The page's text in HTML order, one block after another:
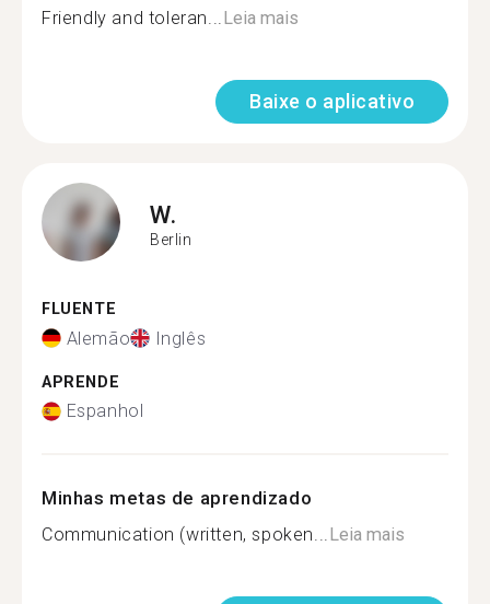
Friendly and toleran...Leia mais
Baixe o aplicativo
W.
Berlin
FLUENTE
Alemão Inglês
APRENDE
Espanhol
Minhas metas de aprendizado
Communication (written, spoken...Leia mais